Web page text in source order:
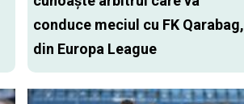
conduce meciul cu FK Qarabag,
din Europa League